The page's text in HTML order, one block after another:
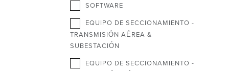
SOFTWARE
EQUIPO DE SECCIONAMIENTO -
TRANSMISIÓN AÉREA &
SUBESTACIÓN
EQUIPO DE SECCIONAMIENTO -